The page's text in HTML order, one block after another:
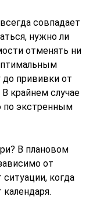
совпадает
нужно ли
отменять ни
прививки от
крайнем случае
по экстренным
В плановом
от
когда